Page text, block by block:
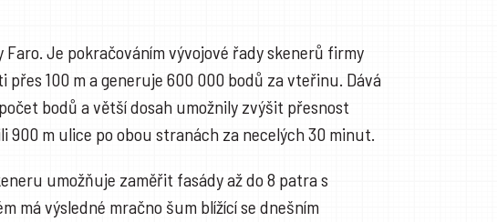
Je pokračováním vývojové řady skenerů firmy
přes 100 m a generuje 600 000 bodů za vteřinu. Dává
bodů a větší dosah umožnily zvýšit přesnost
m ulice po obou stranách za necelých 30 minut.
umožňuje zaměřit fasády až do 8 patra s
má výsledné mračno šum blížící se dnešním